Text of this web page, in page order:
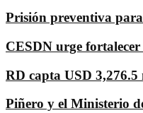
Prisión preventiva
CESDN urge
RD capta USD
Piñero y el Ministerio